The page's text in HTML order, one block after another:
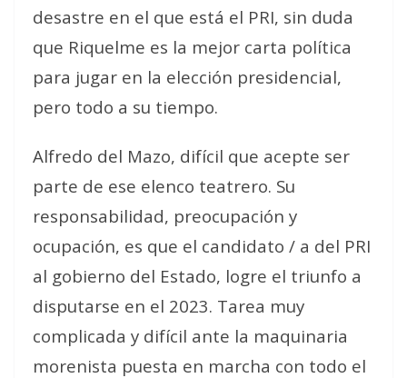
desastre en el que está el PRI, sin duda
que Riquelme es la mejor carta política
para jugar en la elección presidencial,
pero todo a su tiempo.
Alfredo del Mazo, difícil que acepte ser
parte de ese elenco teatrero. Su
responsabilidad, preocupación y
ocupación, es que el candidato / a del PRI
al gobierno del Estado, logre el triunfo a
disputarse en el 2023. Tarea muy
complicada y difícil ante la maquinaria
morenista puesta en marcha con todo el